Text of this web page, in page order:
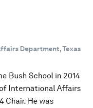
Department, Texas
Bush School in 2014
International Affairs
Chair. He was